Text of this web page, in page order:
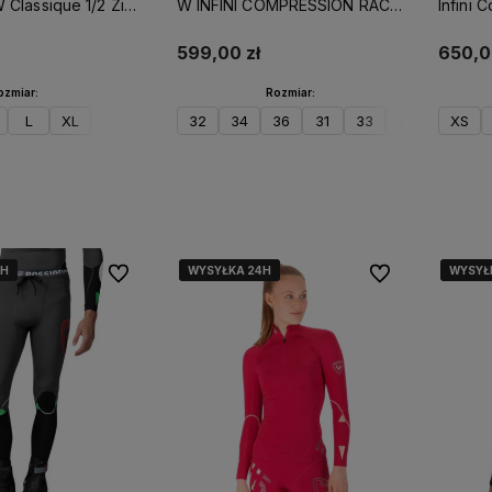
Classique 1/2 Zip
L XL
W INFINI COMPRESSION RACE
599,00 zł
Rozmiar:
32 34 36 31 33 XS/S
Infini
XS
Do ulubionychWYSYŁKA 24H
WYSYŁKA 24H
WYSYŁKA 24H Do ulubionych